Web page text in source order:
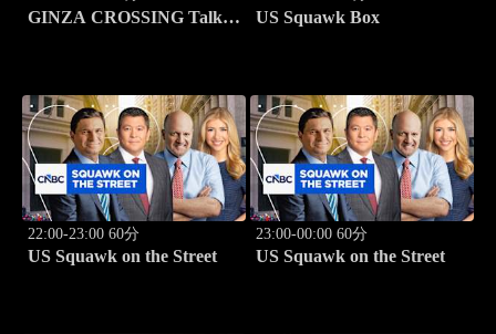
GINZA CROSSING Talk
US Squawk Box
22:00-23:00 60分
US Squawk on the Street
23:00-00:00 60分
US Squawk on the Street